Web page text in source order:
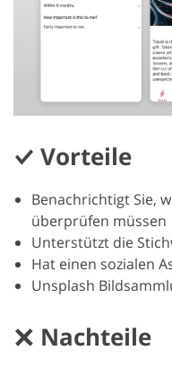
Vorteile
Benachrichtigt Sie,
überprüfen müssen
Unterstützt die
Hat einen sozialen
Unsplash
Nachteile